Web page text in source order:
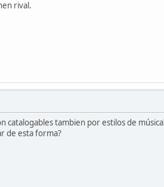
rival.
tambien por estilos de
de esta forma?